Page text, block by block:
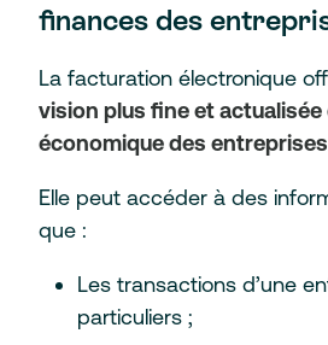
finances des
La facturation électronique
vision plus fine et actualisée
économique des entreprises
Elle peut accéder à des
que :
Les transactions d’une
particuliers ;